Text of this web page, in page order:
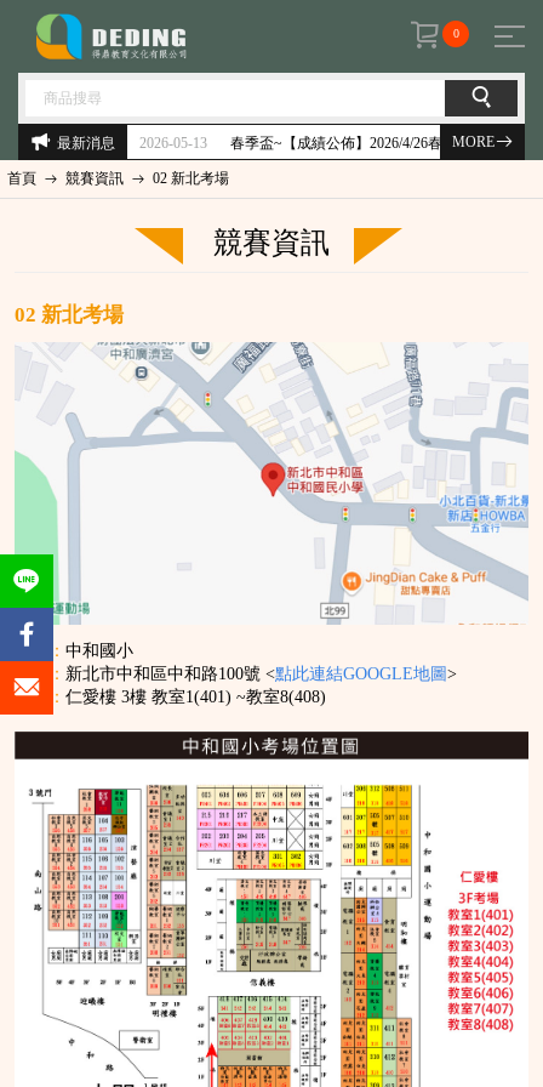
0
最新消息 2026-05-13 春季盃~【成績公佈】2026/4/26春季 得鼎盃 英語單字&成語狀元競
2026-04-19
MORE
首頁 競賽資訊 02 新北考場
競賽資訊
02 新北考場
考場 ： 中和國小
地址： 新北市中和區中和路100號 <點此連結GOOGLE地圖>
教室： 仁愛樓 3樓 教室1(401) ~教室8(408)